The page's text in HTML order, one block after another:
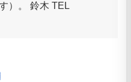
）。 鈴木 TEL